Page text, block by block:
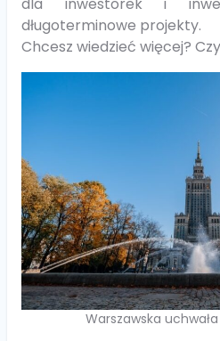
długoterminowe projekty.
Chcesz wiedzieć więcej?
Warszawska